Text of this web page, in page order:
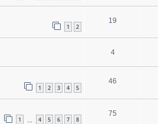
1 2
19
4
1 2 3 4 5
46
1 4 5 6 7 8
75